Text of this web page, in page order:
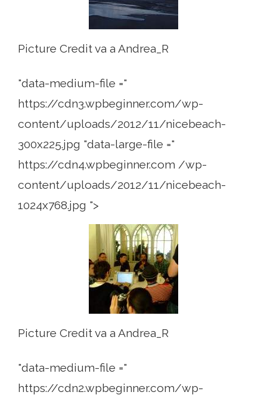
Picture Credit va a Andrea_R
"data-medium-file ="
https://cdn3.wpbeginner.com/wp-
content/uploads/2012/11/nicebeach-
300x225.jpg "data-large-file ="
https://cdn4.wpbeginner.com /wp-
content/uploads/2012/11/nicebeach-
1024x768.jpg ">
Picture Credit va a Andrea_R
"data-medium-file ="
https://cdn2.wpbeginner.com/wp-